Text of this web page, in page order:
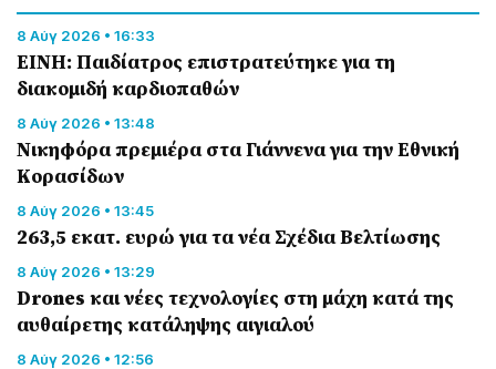
8 Αύγ 2026 • 16:33
ΕΙΝΗ: Παιδίατρος επιστρατεύτηκε για τη
διακομιδή καρδιοπαθών
8 Αύγ 2026 • 13:48
Nικηφόρα πρεμιέρα στα Γιάννενα για την Εθνική
Κορασίδων
8 Αύγ 2026 • 13:45
263,5 εκατ. ευρώ για τα νέα Σχέδια Βελτίωσης
8 Αύγ 2026 • 13:29
Drones και νέες τεχνολογίες στη μάχη κατά της
αυθαίρετης κατάληψης αιγιαλού
8 Αύγ 2026 • 12:56